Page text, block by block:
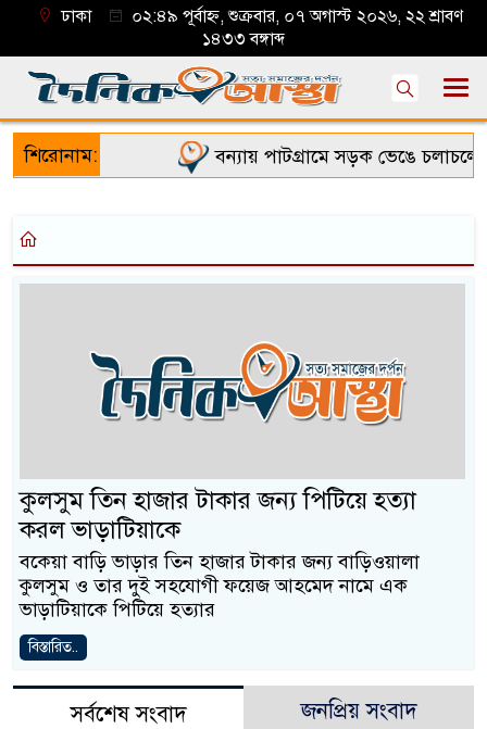
ঢাকা
০২:৪৯ পূর্বাহ্ন, শুক্রবার, ০৭ অগাস্ট ২০২৬, ২২ শ্রাবণ
১৪৩৩ বঙ্গাব্দ
শিরোনাম: বন্যায় পাটগ্রামে সড়ক ভেঙে চলাচলে
কুলসুম তিন হাজার টাকার জন্য পিটিয়ে হত্যা
করল ভাড়াটিয়াকে
বকেয়া বাড়ি ভাড়ার তিন হাজার টাকার জন্য বাড়িওয়ালা
কুলসুম ও তার দুই সহযোগী ফয়েজ আহমেদ নামে এক
ভাড়াটিয়াকে পিটিয়ে হত্যার
বিস্তারিত..
সর্বশেষ সংবাদ জনপ্রিয় সংবাদ